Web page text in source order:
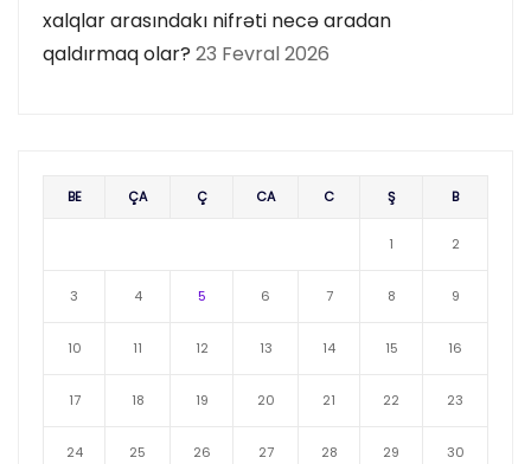
xalqlar arasındakı nifrəti necə aradan
qaldırmaq olar? 23 Fevral 2026
BE ÇA Ç CA C Ş B
1 2
3 4 5 6 7 8 9
10 11 12 13 14 15 16
17 18 19 20 21 22 23
24 25 26 27 28 29 30